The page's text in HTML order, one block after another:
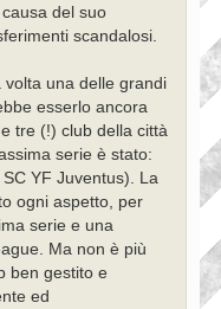
del suo
scandalosi.
volta una delle grandi
esserlo ancora
tre (!) club della città
serie è stato:
YF Juventus). La
ogni aspetto, per
serie e una
Ma non è più
ben gestito e
ed